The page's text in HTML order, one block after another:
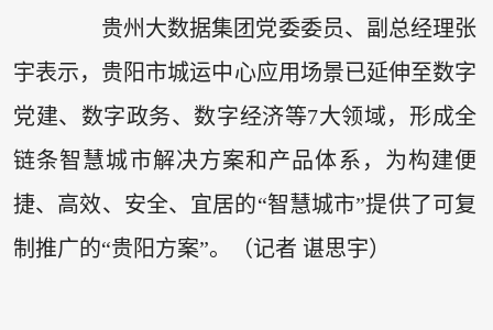
贵州大数据集团党委委员、副总经理张
宇表示，贵阳市城运中心应用场景已延伸至数字
党建、数字政务、数字经济等7大领域，形成全
链条智慧城市解决方案和产品体系，为构建便
捷、高效、安全、宜居的“智慧城市”提供了可复
制推广的“贵阳方案”。（记者 谌思宇）